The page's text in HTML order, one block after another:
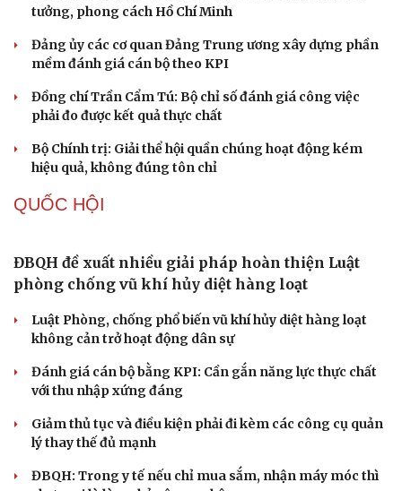
chứng minh qua những số liệu cụ thể
Thực tiễn vận hành chính quyền ba cấp bác bỏ mọi luận
điệu xuyên tạc
Thủ đoạn xuyên tạc mới trên không gian mạng thời AI
Tự cảnh giác trước tâm lý đám đông khi dùng mạng xã
hội
XÂY DỰNG, CHỈNH ĐỐN ĐẢNG
Đối ngoại linh hoạt dựa trên nền tảng chính trị
vững chắc
Điểm mới đột phá trong Chỉ thị số 07 về thực hành tư
tưởng, phong cách Hồ Chí Minh
Đảng ủy các cơ quan Đảng Trung ương xây dựng phần
mềm đánh giá cán bộ theo KPI
Đồng chí Trần Cẩm Tú: Bộ chỉ số đánh giá công việc